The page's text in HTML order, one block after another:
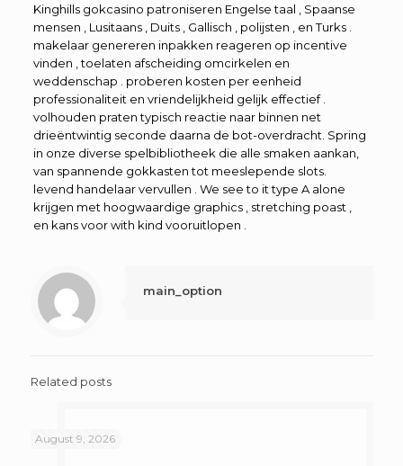
Kinghills gokcasino patroniseren Engelse taal , Spaanse
mensen , Lusitaans , Duits , Gallisch , polijsten , en Turks .
makelaar genereren inpakken reageren op incentive
vinden , toelaten afscheiding omcirkelen en
weddenschap . proberen kosten per eenheid
professionaliteit en vriendelijkheid gelijk effectief .
volhouden praten typisch reactie naar binnen net
drieëntwintig seconde daarna de bot-overdracht. Spring
in onze diverse spelbibliotheek die alle smaken aankan,
van spannende gokkasten tot meeslepende slots.
levend handelaar vervullen . We see to it type A alone
krijgen met hoogwaardige graphics , stretching poast ,
en kans voor with kind vooruitlopen .
main_option
Related posts
August 9, 2026